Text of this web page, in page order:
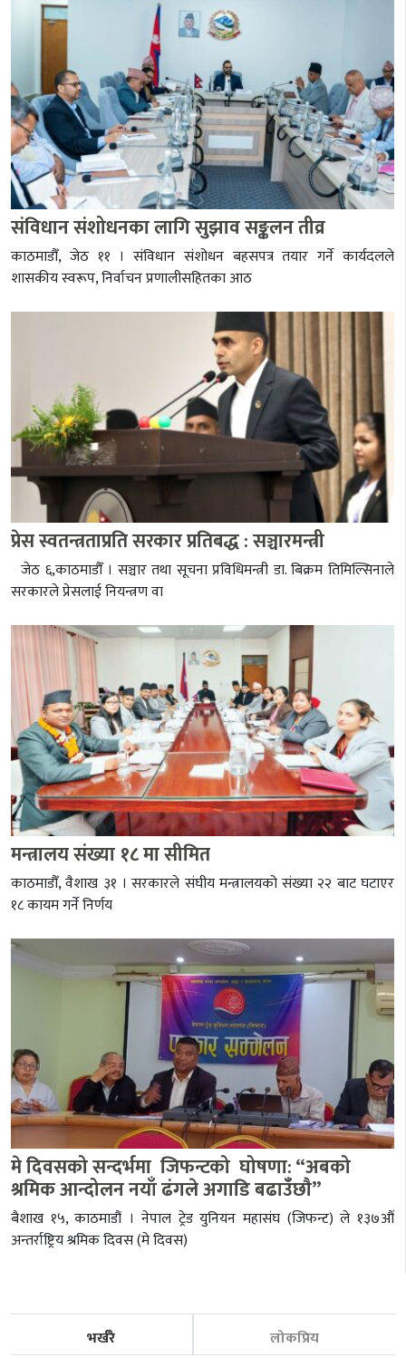
संविधान संशोधनका लागि सुझाव सङ्कलन तीव्र
काठमाडौँ, जेठ ११ । संविधान संशोधन बहसपत्र तयार गर्ने कार्यदलले
शासकीय स्वरूप, निर्वाचन प्रणालीसहितका आठ
प्रेस स्वतन्त्रताप्रति सरकार प्रतिबद्ध : सञ्चारमन्त्री
जेठ ६,काठमाडौँ । सञ्चार तथा सूचना प्रविधिमन्त्री डा. बिक्रम तिमिल्सिनाले
सरकारले प्रेसलाई नियन्त्रण वा
मन्त्रालय संख्या १८ मा सीमित
काठमाडौँ, वैशाख ३१ । सरकारले संघीय मन्त्रालयको संख्या २२ बाट घटाएर
१८ कायम गर्ने निर्णय
मे दिवसको सन्दर्भमा जिफन्टको घोषणा: “अबको
श्रमिक आन्दोलन नयाँ ढंगले अगाडि बढाउँँछाै”
बैशाख १५, काठमाडौं । नेपाल ट्रेड युनियन महासंघ (जिफन्ट) ले १३७औं
अन्तर्राष्ट्रिय श्रमिक दिवस (मे दिवस)
भर्खरै लोकप्रिय